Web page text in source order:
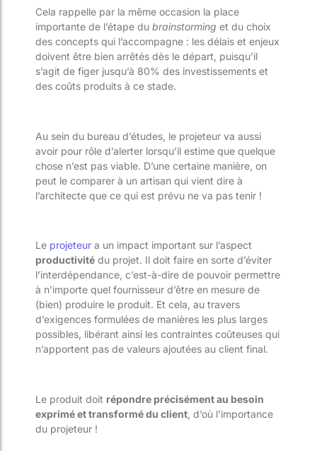
Cela rappelle par la même occasion la place
importante de l’étape du brainstorming et du choix
des concepts qui l’accompagne : les délais et enjeux
doivent être bien arrêtés dès le départ, puisqu’il
s’agit de figer jusqu’à 80% des investissements et
des coûts produits à ce stade.
Au sein du bureau d’études, le projeteur va aussi
avoir pour rôle d’alerter lorsqu’il estime que quelque
chose n’est pas viable. D’une certaine manière, on
peut le comparer à un artisan qui vient dire à
l’architecte que ce qui est prévu ne va pas tenir !
Le projeteur a un impact important sur l’aspect
productivité du projet. Il doit faire en sorte d’éviter
l’interdépendance, c’est-à-dire de pouvoir permettre
à n’importe quel fournisseur d’être en mesure de
(bien) produire le produit. Et cela, au travers
d’exigences formulées de manières les plus larges
possibles, libérant ainsi les contraintes coûteuses qui
n’apportent pas de valeurs ajoutées au client final.
Le produit doit répondre précisément au besoin
exprimé et transformé du client , d’où l’importance
du projeteur !